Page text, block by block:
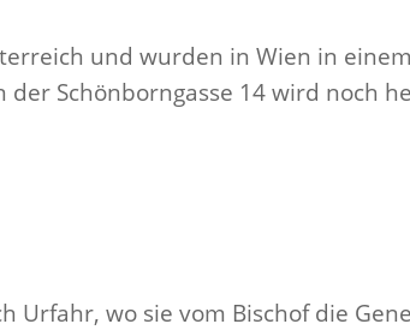
und wurden in Wien in
Schönborngasse 14 wird noch
Urfahr, wo sie vom Bischof die